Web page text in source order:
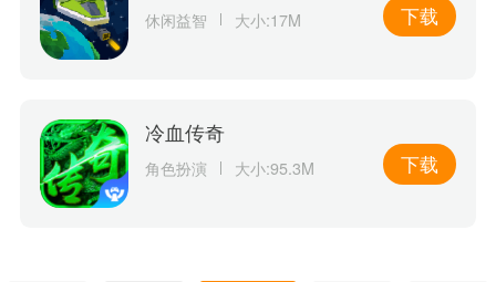
休闲益智 大小:17M 下载
冷血传奇
角色扮演 大小:95.3M 下载